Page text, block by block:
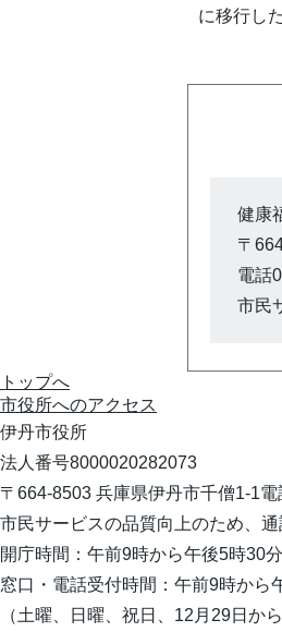
に移行し
健康
〒
電話
市民
トップへ
市役所へのアクセス
伊丹市役所
法人番号8000020282073
〒664-8503 兵庫県伊丹市千僧1-1電
市民サービスの品質向上のため、通
開庁時間：午前9時から午後5時30
窓口・電話受付時間：午前9時から
（土曜、日曜、祝日、12月29日か